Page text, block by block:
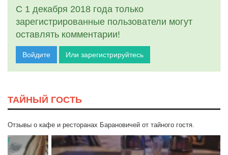
С 1 декабря 2018 года только
зарегистрированные пользователи могут
оставлять комментарии!
Войдите Или зарегистрируйтесь
ТАЙНЫЙ ГОСТЬ
Отзывы о кафе и ресторанах Барановичей от тайного гостя.